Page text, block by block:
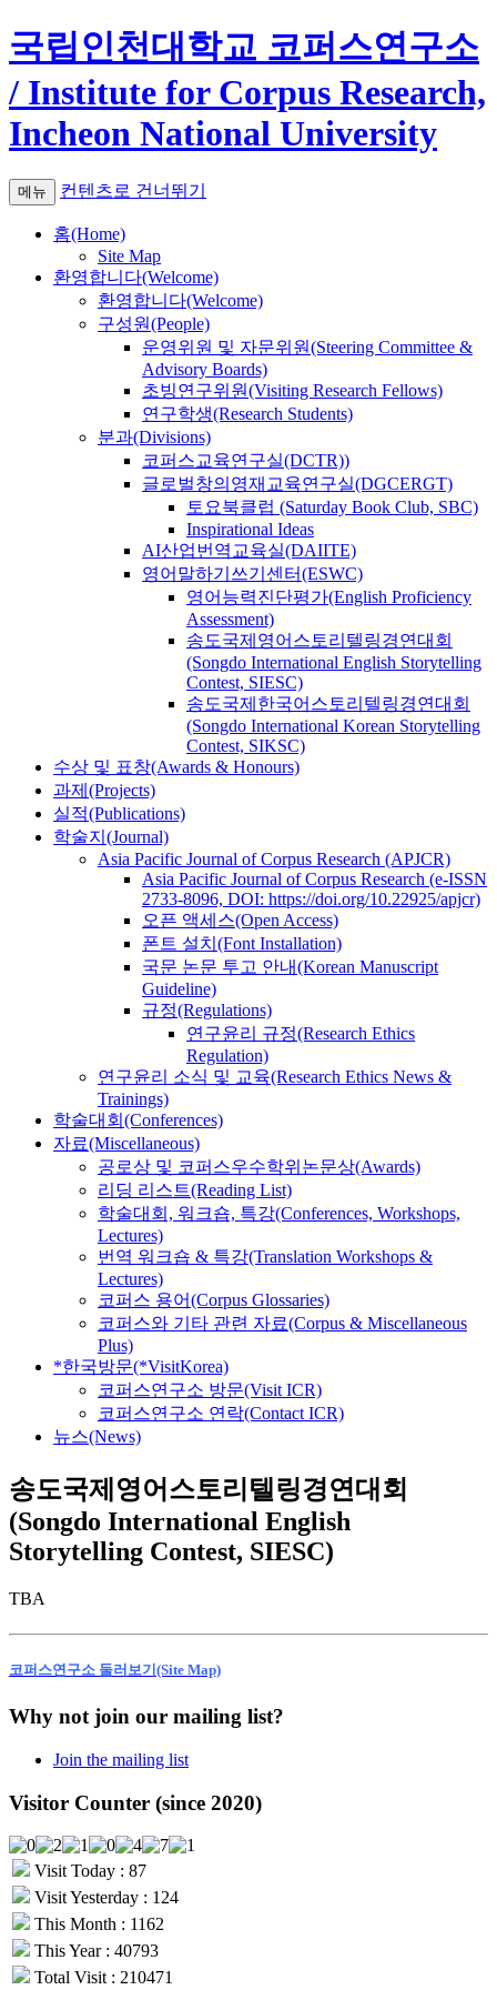
국립인천대학교 코퍼스연구소
/ Institute for Corpus Research,
Incheon National University
메뉴 컨텐츠로 건너뛰기
홈(Home)
Site Map
환영합니다(Welcome)
환영합니다(Welcome)
구성원(People)
운영위원 및 자문위원(Steering Committee &
Advisory Boards)
초빙연구위원(Visiting Research Fellows)
연구학생(Research Students)
분과(Divisions)
코퍼스교육연구실(DCTR))
글로벌창의영재교육연구실(DGCERGT)
토요북클럽 (Saturday Book Club, SBC)
Inspirational Ideas
AI산업번역교육실(DAIITE)
영어말하기쓰기센터(ESWC)
영어능력진단평가(English Proficiency
Assessment)
송도국제영어스토리텔링경연대회
(Songdo International English Storytelling
Contest, SIESC)
송도국제한국어스토리텔링경연대회
(Songdo International Korean Storytelling
Contest, SIKSC)
수상 및 표창(Awards & Honours)
과제(Projects)
실적(Publications)
학술지(Journal)
Asia Pacific Journal of Corpus Research (APJCR)
Asia Pacific Journal of Corpus Research (e-ISSN
2733-8096, DOI: https://doi.org/10.22925/apjcr)
오픈 액세스(Open Access)
폰트 설치(Font Installation)
국문 논문 투고 안내(Korean Manuscript
Guideline)
규정(Regulations)
연구윤리 규정(Research Ethics
Regulation)
연구윤리 소식 및 교육(Research Ethics News &
Trainings)
학술대회(Conferences)
자료(Miscellaneous)
공로상 및 코퍼스우수학위논문상(Awards)
리딩 리스트(Reading List)
학술대회, 워크숍, 특강(Conferences, Workshops,
Lectures)
번역 워크숍 & 특강(Translation Workshops &
Lectures)
코퍼스 용어(Corpus Glossaries)
코퍼스와 기타 관련 자료(Corpus & Miscellaneous
Plus)
*한국방문(*VisitKorea)
코퍼스연구소 방문(Visit ICR)
코퍼스연구소 연락(Contact ICR)
뉴스(News)
송도국제영어스토리텔링경연대회
(Songdo International English
Storytelling Contest, SIESC)
TBA
코퍼스연구소 둘러보기(Site Map)
Why not join our mailing list?
Join the mailing list
Visitor Counter (since 2020)
Visit Today : 87
Visit Yesterday : 124
This Month : 1162
This Year : 40793
Total Visit : 210471